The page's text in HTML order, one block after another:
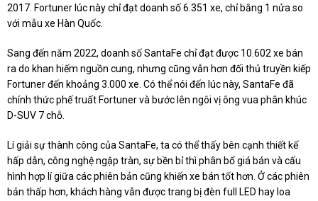
2017. Fortuner lúc này chỉ đạt doanh số 6.351 xe, chỉ bằng 1 nửa so
với mẫu xe Hàn Quốc.
Sang đến năm 2022, doanh số SantaFe chỉ đạt được 10.602 xe bán
ra do khan hiếm nguồn cung, nhưng cũng vẫn hơn đối thủ truyền kiếp
Fortuner đến khoảng 3.000 xe. Có thể nói đến lúc này, SantaFe đã
chính thức phế truất Fortuner và bước lên ngôi vị ông vua phân khúc
D-SUV 7 chỗ.
Lí giải sự thành công của SantaFe, ta có thể thấy bên cạnh thiết kế
hấp dẫn, công nghệ ngập tràn, sự bền bỉ thì phân bổ giá bán và cấu
hình hợp lí giữa các phiên bản cũng khiến xe bán tốt hơn. Ở các phiên
bản thấp hơn, khách hàng vẫn được trang bị đèn full LED hay loa